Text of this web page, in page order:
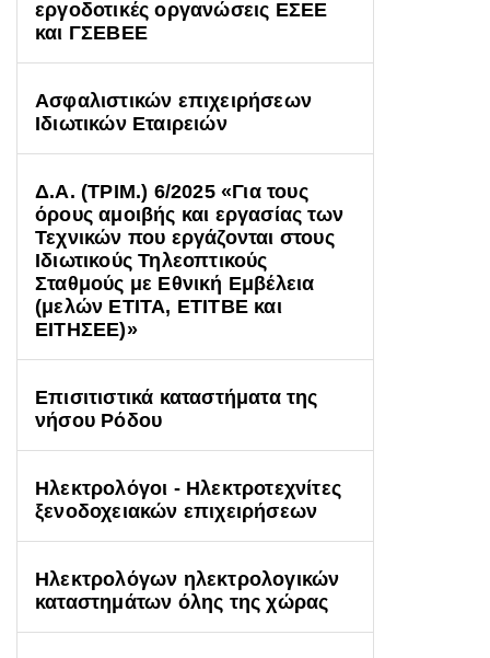
εργοδοτικές οργανώσεις ΕΣΕΕ
και ΓΣΕΒΕΕ
Ασφαλιστικών επιχειρήσεων
Ιδιωτικών Εταιρειών
Δ.Α. (ΤΡΙΜ.) 6/2025 «Για τους
όρους αμοιβής και εργασίας των
Τεχνικών που εργάζονται στους
Ιδιωτικούς Τηλεοπτικούς
Σταθμούς με Εθνική Εμβέλεια
(μελών ΕΤΙΤΑ, ΕΤΙΤΒΕ και
ΕΙΤΗΣΕΕ)»
Επισιτιστικά καταστήματα της
νήσου Ρόδου
Ηλεκτρολόγοι - Ηλεκτροτεχνίτες
ξενοδοχειακών επιχειρήσεων
Ηλεκτρολόγων ηλεκτρολογικών
καταστημάτων όλης της χώρας